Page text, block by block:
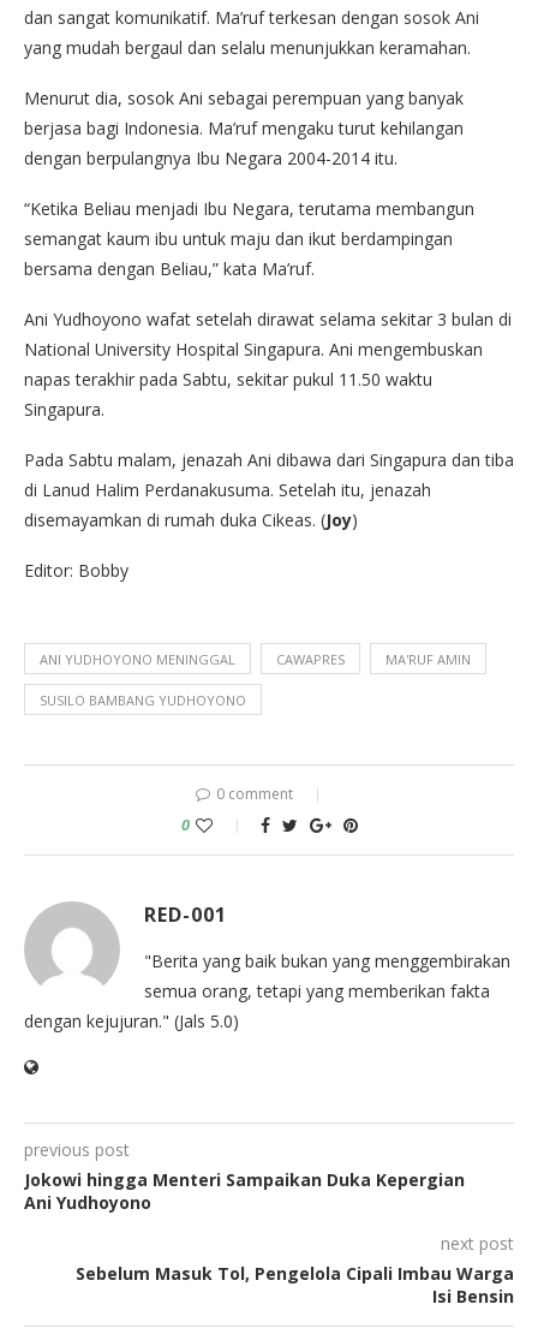
dan sangat komunikatif. Ma’ruf terkesan dengan sosok Ani
yang mudah bergaul dan selalu menunjukkan keramahan.
Menurut dia, sosok Ani sebagai perempuan yang banyak
berjasa bagi Indonesia. Ma’ruf mengaku turut kehilangan
dengan berpulangnya Ibu Negara 2004-2014 itu.
“Ketika Beliau menjadi Ibu Negara, terutama membangun
semangat kaum ibu untuk maju dan ikut berdampingan
bersama dengan Beliau,” kata Ma’ruf.
Ani Yudhoyono wafat setelah dirawat selama sekitar 3 bulan di
National University Hospital Singapura. Ani mengembuskan
napas terakhir pada Sabtu, sekitar pukul 11.50 waktu
Singapura.
Pada Sabtu malam, jenazah Ani dibawa dari Singapura dan tiba
di Lanud Halim Perdanakusuma. Setelah itu, jenazah
disemayamkan di rumah duka Cikeas. (Joy)
Editor: Bobby
ANI YUDHOYONO MENINGGAL CAWAPRES MA'RUF AMIN
SUSILO BAMBANG YUDHOYONO
0 comment
0
RED-001
"Berita yang baik bukan yang menggembirakan
semua orang, tetapi yang memberikan fakta
dengan kejujuran." (Jals 5.0)
previous post
Jokowi hingga Menteri Sampaikan Duka Kepergian
Ani Yudhoyono
next post
Sebelum Masuk Tol, Pengelola Cipali Imbau Warga
Isi Bensin